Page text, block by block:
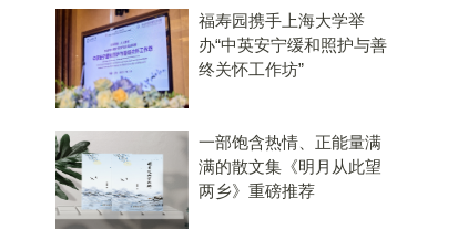
福寿园携手上海大学举
办“中英安宁缓和照护与善
终关怀工作坊”
一部饱含热情、正能量满
满的散文集《明月从此望
两乡》重磅推荐